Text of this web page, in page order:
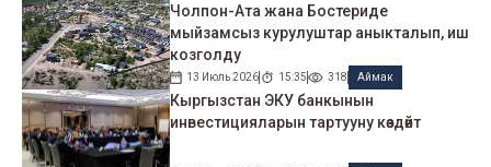
Чолпон-Ата жана Бостериде
мыйзамсыз курулуштар аныкталып, иш
козголду
13 Июль 2026 15:35 318 Аймак
Кыргызстан ЭКУ банкынын
инвестицияларын тартууну көздөйт